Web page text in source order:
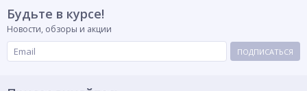
Будьте в курсе!
Новости, обзоры и акции
ПОДПИСАТЬСЯ